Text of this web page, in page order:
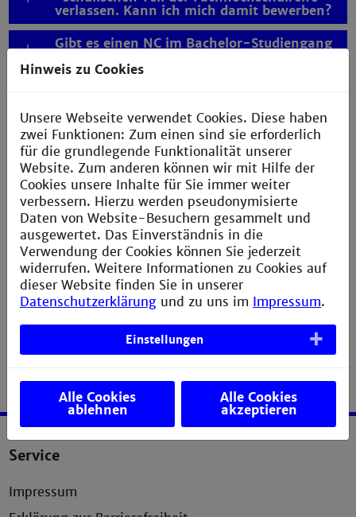
verlassen. Kann ich mich damit bewerben?
Gibt es einen NC im Bachelor-Studiengang
an der Technischen Hochschule Mannheim?
Ist meine Berufsausbildung für den
Studiengang Soziale Arbeit „einschlägig“?
Was ist die Wartezeit bzw. ein
Wartesemester?
Der Status meiner Bewerbung bei
Hochschulstart lautet immer noch:
„Schriftl. Bewerbung noch nicht
eingegangen“ oder „Bewerbung noch nicht
bearbeitet“
Service
Impressum
Hinweis zu Cookies
Unsere Webseite verwendet Cookies. Diese haben
zwei Funktionen: Zum einen sind sie erforderlich
für die grundlegende Funktionalität unserer
Website. Zum anderen können wir mit Hilfe der
Cookies unsere Inhalte für Sie immer weiter
verbessern. Hierzu werden pseudonymisierte
Daten von Website-Besuchern gesammelt und
ausgewertet. Das Einverständnis in die
Verwendung der Cookies können Sie jederzeit
widerrufen. Weitere Informationen zu Cookies auf
dieser Website finden Sie in unserer
Datenschutzerklärung und zu uns im Impressum.
Einstellungen
Alle Cookies
ablehnen
Alle Cookies
akzeptieren